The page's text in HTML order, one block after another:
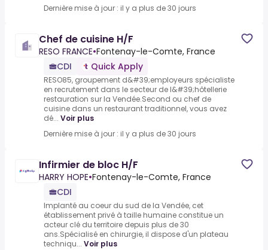
Dernière mise à jour : il y a plus de 30 jours
Chef de cuisine H/F
RESO FRANCE•Fontenay-le-Comte, France
CDI
Quick Apply
RESO85, groupement d&#39;employeurs spécialiste
en recrutement dans le secteur de l&#39;hôtellerie
restauration sur la Vendée.Second ou chef de
cuisine dans un restaurant traditionnel, vous avez
dé... Voir plus
Dernière mise à jour : il y a plus de 30 jours
Infirmier de bloc H/F
HARRY HOPE•Fontenay-le-Comte, France
CDI
Implanté au coeur du sud de la Vendée, cet
établissement privé à taille humaine constitue un
acteur clé du territoire depuis plus de 30
ans.Spécialisé en chirurgie, il dispose d'un plateau
techniqu... Voir plus